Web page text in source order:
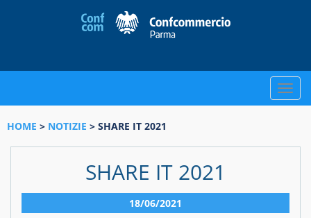
Toggle
HOME > NOTIZIE > SHARE IT 2021
SHARE IT 2021
18/06/2021